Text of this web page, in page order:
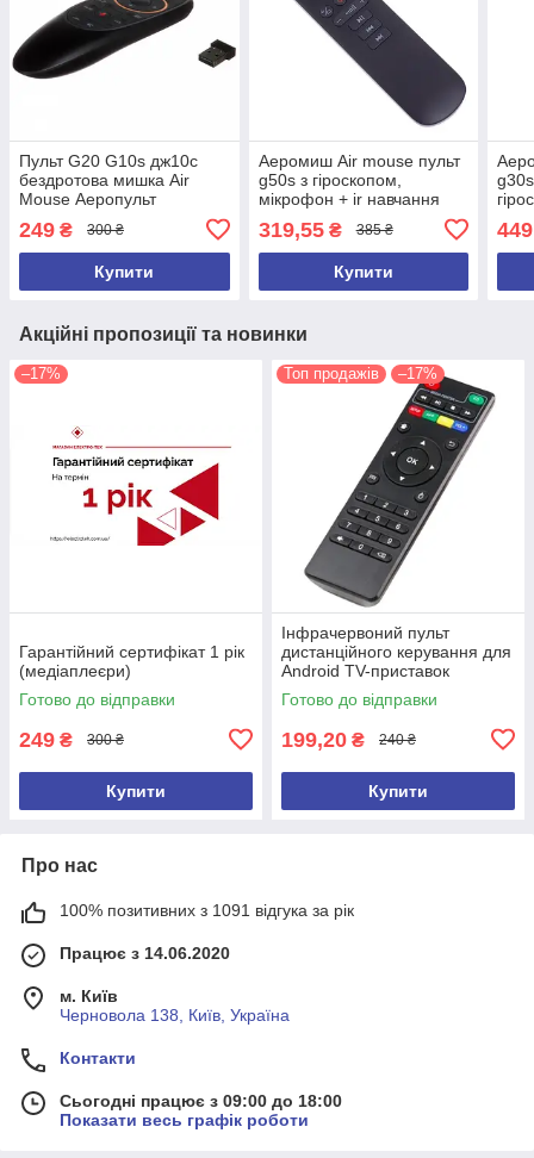
Пульт G20 G10s дж10c
бездротова мишка Air
Mouse Аеропульт
ГІРОСКОПОП
249 ₴ 300 ₴
Купити
Аеромиш Air mouse пульт
g50s з гіроскопом,
мікрофон + ir навчання
319,55₴ 385 ₴
Купити
Акційні пропозиції та новинки
–17%
Гарантійний сертифікат 1 рік
(медіаплеєри)
Готово до відправки
249 ₴ 300 ₴
Купити
Топ продажів –17%
Інфрачервоний пульт
дистанційного керування для
Android TV-приставок
Готово до відправки
199,20 ₴ 240 ₴
Купити
Про нас
100% позитивних з 1091 відгука за рік
Працює з 14.06.2020
м. Київ
Черновола 138, Київ, Україна
Контакти
Сьогодні працює з 09:00 до 18:00
Показати весь графік роботи